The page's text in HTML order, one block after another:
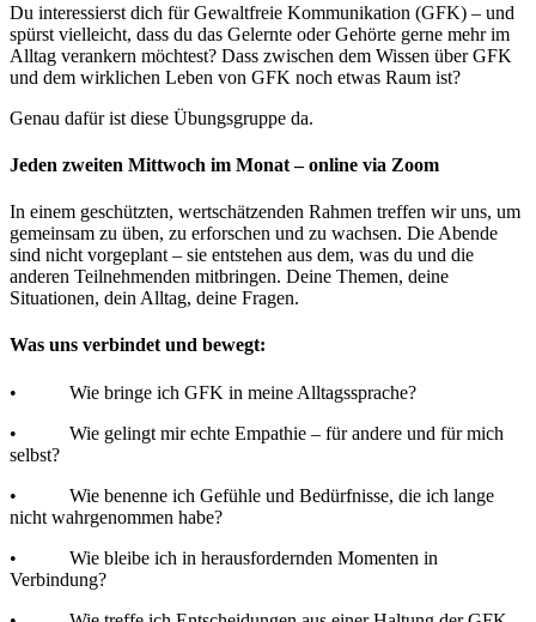
Du interessierst dich für Gewaltfreie Kommunikation (GFK) – und
spürst vielleicht, dass du das Gelernte oder Gehörte gerne mehr im
Alltag verankern möchtest? Dass zwischen dem Wissen über GFK
und dem wirklichen Leben von GFK noch etwas Raum ist?
Genau dafür ist diese Übungsgruppe da.
Jeden zweiten Mittwoch im Monat – online via Zoom
In einem geschützten, wertschätzenden Rahmen treffen wir uns, um
gemeinsam zu üben, zu erforschen und zu wachsen. Die Abende
sind nicht vorgeplant – sie entstehen aus dem, was du und die
anderen Teilnehmenden mitbringen. Deine Themen, deine
Situationen, dein Alltag, deine Fragen.
Was uns verbindet und bewegt:
• Wie bringe ich GFK in meine Alltagssprache?
• Wie gelingt mir echte Empathie – für andere und für mich
selbst?
• Wie benenne ich Gefühle und Bedürfnisse, die ich lange
nicht wahrgenommen habe?
• Wie bleibe ich in herausfordernden Momenten in
Verbindung?